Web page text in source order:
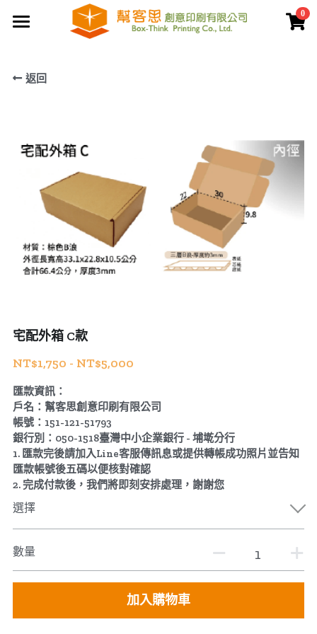
0
關於幫客思
結構設計打樣中心
彩盒包裝
客製提袋
陳列架包裝
貼紙印刷
聯盒打樣生產中心
服務案例
價格專區
檔案上傳區
常見問題
返回
宅配外箱 C款
NT$1,750 - NT$5,000
匯款資訊：
戶名：幫客思創意印刷有限公司
帳號：151-121-51793
銀行別：050-1518臺灣中小企業銀行 - 埔墘分行
1. 匯款完後請加入Line客服傳訊息或提供轉帳成功照片並告知
匯款帳號後五碼以便核對確認
2. 完成付款後，我們將即刻安排處理，謝謝您
選擇
數量
加入購物車
×
商品分類
夾鏈袋
公版提袋
公版天地盒
公版手提盒
公版掀蓋盒
公版派盒
公版酒盒
公版雙扣提盒
公版T型提盒
素色系列公版盒